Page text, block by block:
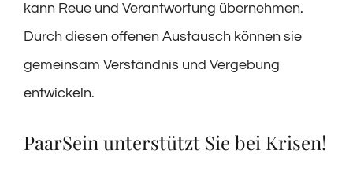
kann Reue und Verantwortung übernehmen.
Durch diesen offenen Austausch können sie
gemeinsam Verständnis und Vergebung
entwickeln.
PaarSein unterstützt Sie bei Krisen!